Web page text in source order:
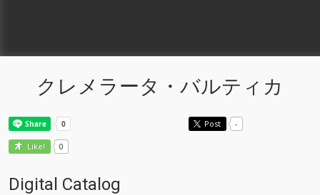
クレメラータ・バルティカ
Post -
Like! 0
Digital Catalog